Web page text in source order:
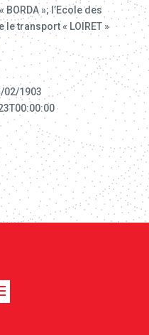
BORDA »; l’Ecole des
transport « LOIRET »
02/1903